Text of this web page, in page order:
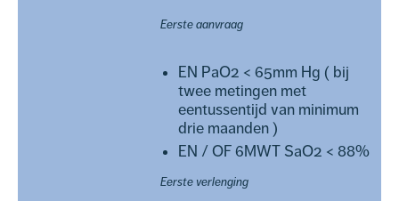
Eerste aanvraag
EN PaO2 < 65mm Hg ( bij
twee metingen met
eentussentijd van minimum
drie maanden )
EN / OF 6MWT SaO2 < 88%
Eerste verlenging